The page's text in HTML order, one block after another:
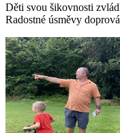
Děti svou šikovnosti
Radostné úsměvy